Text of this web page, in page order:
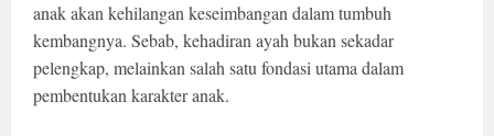
anak akan kehilangan keseimbangan dalam tumbuh
kembangnya. Sebab, kehadiran ayah bukan sekadar
pelengkap, melainkan salah satu fondasi utama dalam
pembentukan karakter anak.